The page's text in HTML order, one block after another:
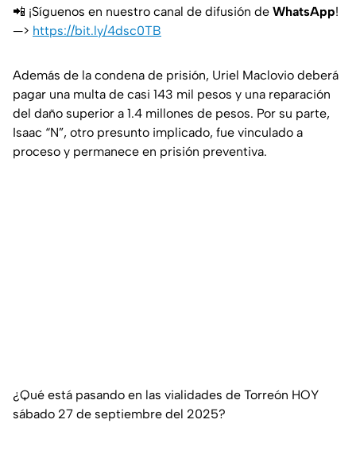
📲 ¡Síguenos en nuestro canal de difusión de WhatsApp!
—> https://bit.ly/4dsc0TB
Además de la condena de prisión, Uriel Maclovio deberá
pagar una multa de casi 143 mil pesos y una reparación
del daño superior a 1.4 millones de pesos. Por su parte,
Isaac “N”, otro presunto implicado, fue vinculado a
proceso y permanece en prisión preventiva.
¿Qué está pasando en las vialidades de Torreón HOY
sábado 27 de septiembre del 2025?